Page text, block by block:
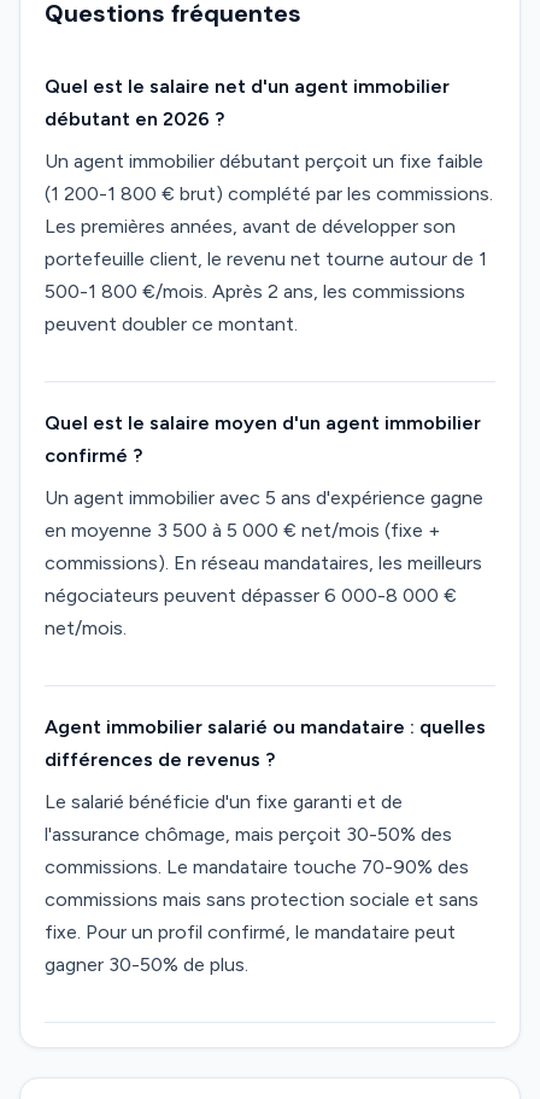
Questions fréquentes
Quel est le salaire net d'un agent immobilier
débutant en 2026 ?
Un agent immobilier débutant perçoit un fixe faible
(1 200-1 800 € brut) complété par les commissions.
Les premières années, avant de développer son
portefeuille client, le revenu net tourne autour de 1
500-1 800 €/mois. Après 2 ans, les commissions
peuvent doubler ce montant.
Quel est le salaire moyen d'un agent immobilier
confirmé ?
Un agent immobilier avec 5 ans d'expérience gagne
en moyenne 3 500 à 5 000 € net/mois (fixe +
commissions). En réseau mandataires, les meilleurs
négociateurs peuvent dépasser 6 000-8 000 €
net/mois.
Agent immobilier salarié ou mandataire : quelles
différences de revenus ?
Le salarié bénéficie d'un fixe garanti et de
l'assurance chômage, mais perçoit 30-50% des
commissions. Le mandataire touche 70-90% des
commissions mais sans protection sociale et sans
fixe. Pour un profil confirmé, le mandataire peut
gagner 30-50% de plus.